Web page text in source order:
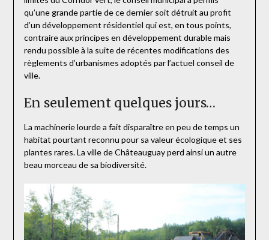
qu’une grande partie de ce dernier soit détruit au profit
d’un développement résidentiel qui est, en tous points,
contraire aux principes en développement durable mais
rendu possible à la suite de récentes modifications des
règlements d’urbanismes adoptés par l’actuel conseil de
ville.
En seulement quelques jours…
La machinerie lourde a fait disparaître en peu de temps un
habitat pourtant reconnu pour sa valeur écologique et ses
plantes rares. La ville de Châteauguay perd ainsi un autre
beau morceau de sa biodiversité.